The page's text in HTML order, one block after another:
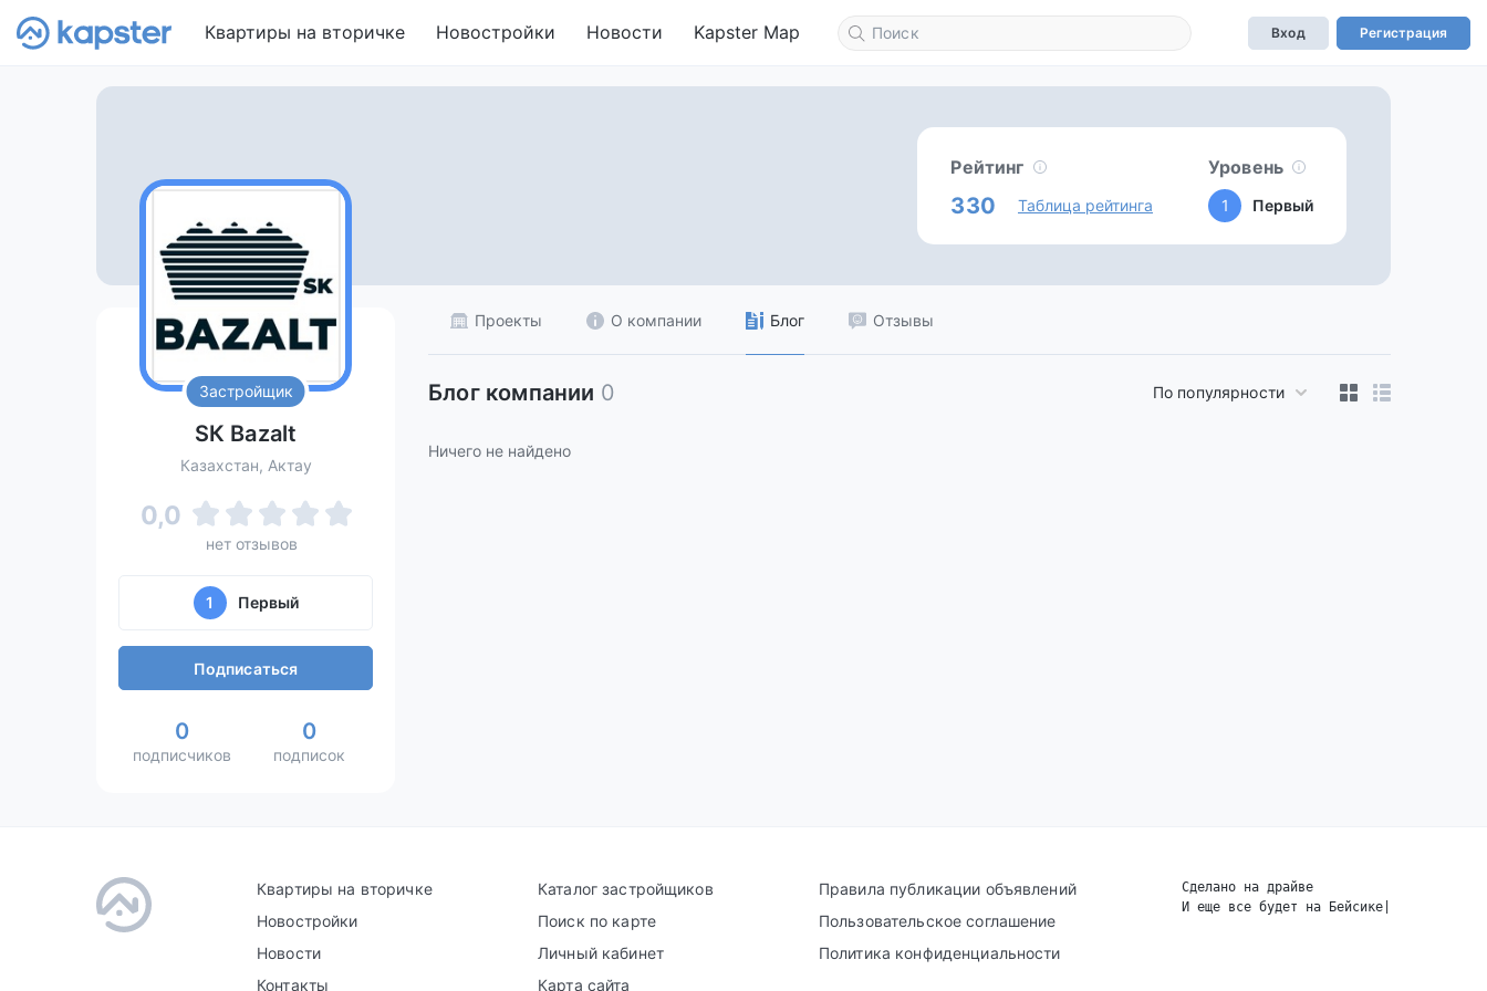
Квартиры на вторичке Новостройки Новости Kapster Map Вход Регистрация
Рейтинг
330 Таблица рейтинга
Уровень
1 Первый
Застройщик
SК Bazalt
Казахстан, Актау
0,0
нет отзывов
1 Первый
Подписаться
0
подписчиков
0
подписок
Проекты О компании Блог Отзывы
Блог компании 0 По популярности
Ничего не найдено
Квартиры на вторичке
Новостройки
Новости
Контакты
Каталог застройщиков
Поиск по карте
Личный кабинет
Карта сайта
Правила публикации объявлений
Пользовательское соглашение
Политика конфиденциальности
Сделано на драйве
И еще все будет на Бейсике